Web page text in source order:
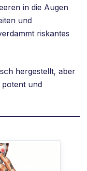
in die Augen
und
riskantes
hergestellt, aber
potent und